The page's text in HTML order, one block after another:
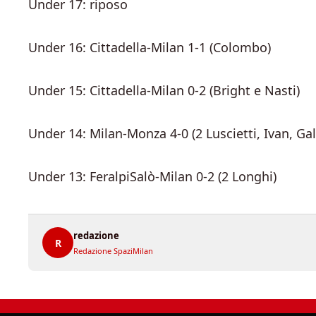
Under 17: riposo
Under 16: Cittadella-Milan 1-1 (Colombo)
Under 15: Cittadella-Milan 0-2 (Bright e Nasti)
Under 14: Milan-Monza 4-0 (2 Luscietti, Ivan,
Under 13: FeralpiSalò-Milan 0-2 (2 Longhi)
R
redazione
Redazione SpaziMilan